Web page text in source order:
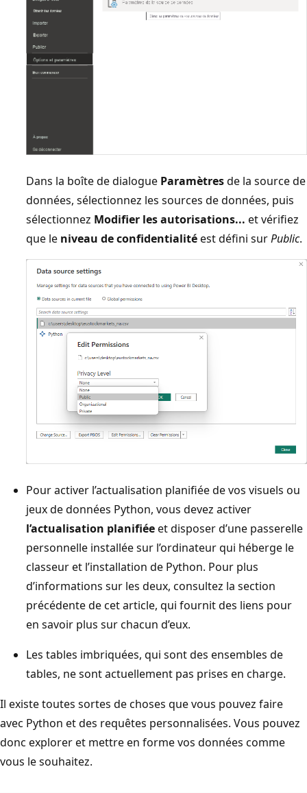
Dans la boîte de dialogue Paramètresde la source de
données, sélectionnez les sources de données, puis
sélectionnez Modifier les autorisations... et vérifiez
que le niveau de confidentialitéest défini surPublic.
Pour activer l’actualisation planifiée de vos visuels ou
jeux de données Python, vous devez activer
l’actualisation planifiéeet disposer d’une passerelle
personnelle installée sur l’ordinateur qui héberge le
classeur et l’installation de Python. Pour plus
d’informations sur les deux, consultez la section
précédente de cet article, qui fournit des liens pour
en savoir plus sur chacun d’eux.
Les tables imbriquées, qui sont des ensembles de
tables, ne sont actuellement pas prises en charge.
Il existe toutes sortes de choses que vous pouvez faire
avec Python et des requêtes personnalisées. Vous pouvez
donc explorer et mettre en forme vos données comme
vous le souhaitez.